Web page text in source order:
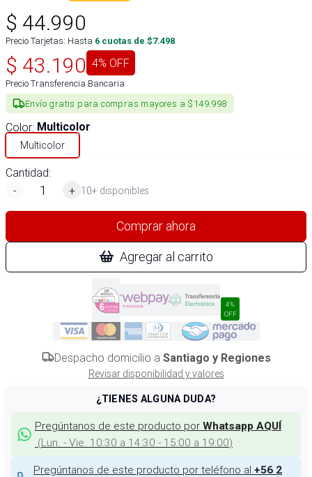
$ 44.990
Precio Tarjetas: Hasta 6 cuotas de $7.498
$ 43.190 4% OFF
Precio Transferencia Bancaria
Envío gratis para compras mayores a $149.998
Color: Multicolor
Multicolor
Cantidad:
-
+ 10+ disponibles
Comprar ahora
Agregar al carrito
4%
OFF
Despacho domicilio a Santiago y Regiones
Revisar disponibilidad y valores
¿TIENES ALGUNA DUDA?
Pregúntanos de este producto por Whatsapp AQUÍ
(Lun. - Vie. 10:30 a 14:30 - 15:00 a 19:00)
Pregúntanos de este producto por teléfono al +56 2